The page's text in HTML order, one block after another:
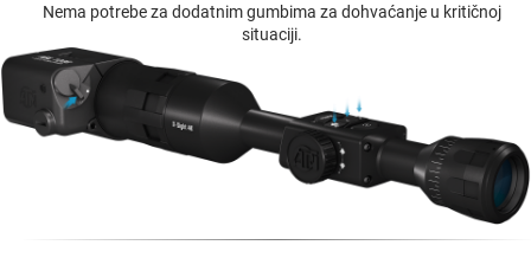
Nema potrebe za dodatnim gumbima za dohvaćanje u kritičnoj
situaciji.